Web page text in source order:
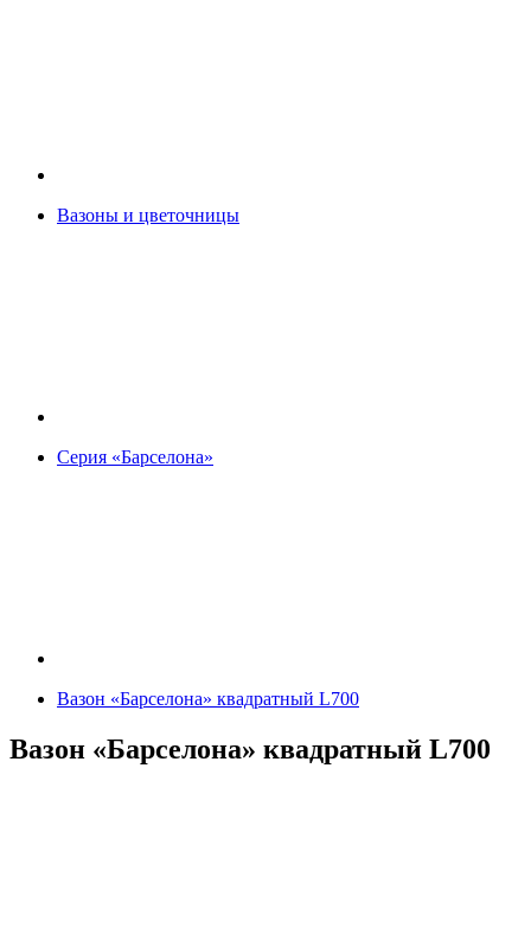
Вазоны и цветочницы
Серия «Барселона»
Вазон «Барселона» квадратный L700
Вазон «Барселона» квадратный L700